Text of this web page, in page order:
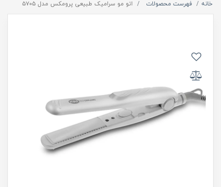
خانه فهرست محصولات اتو مو سرامیک طبیعی پرومکس مدل ۵۷۰۵